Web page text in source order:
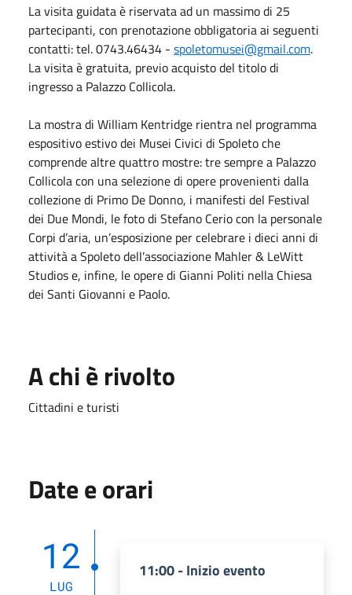
La visita guidata è riservata ad un massimo di 25
partecipanti, con prenotazione obbligatoria ai seguenti
contatti: tel. 0743.46434 - spoletomusei@gmail.com.
La visita è gratuita, previo acquisto del titolo di
ingresso a Palazzo Collicola.
La mostra di William Kentridge rientra nel programma
espositivo estivo dei Musei Civici di Spoleto che
comprende altre quattro mostre: tre sempre a Palazzo
Collicola con una selezione di opere provenienti dalla
collezione di Primo De Donno, i manifesti del Festival
dei Due Mondi, le foto di Stefano Cerio con la personale
Corpi d’aria, un’esposizione per celebrare i dieci anni di
attività a Spoleto dell’associazione Mahler & LeWitt
Studios e, infine, le opere di Gianni Politi nella Chiesa
dei Santi Giovanni e Paolo.
A chi è rivolto
Cittadini e turisti
Date e orari
12
LUG
11:00 - Inizio evento